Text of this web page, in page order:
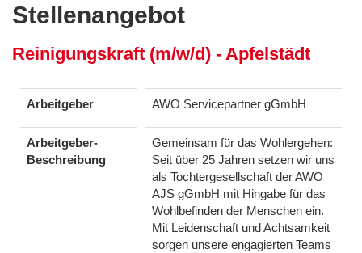
Stellenangebot
Reinigungskraft (m/w/d) - Apfelstädt
Arbeitgeber AWO Servicepartner gGmbH
Arbeitgeber-
Beschreibung
Gemeinsam für das Wohlergehen:
Seit über 25 Jahren setzen wir uns
als Tochtergesellschaft der AWO
AJS gGmbH mit Hingabe für das
Wohlbefinden der Menschen ein.
Mit Leidenschaft und Achtsamkeit
sorgen unsere engagierten Teams